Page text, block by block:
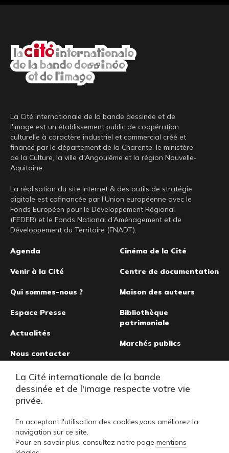
La Cité internationale de la bande dessinée et de
l'image est un établissement public de coopération
culturelle à caractère industriel et commercial créé et
financé par le département de la Charente, le ministère
de la Culture, la ville d'Angoulême et la région Nouvelle-
Aquitaine.
La réalisation du site internet & des outils de stratégie
digitale est cofinancée par l’Union européenne avec le
Fonds Européen pour le Développement Régional
(FEDER) et le Fonds National d’Aménagement et de
Développement du Territoire (FNADT).
Pied
de
Agenda
Venir à la Cité
Qui sommes-nous ?
Espace Presse
Actualités
Nous contacter
Musée de la bande
dessinée
Cinéma de la Cité
Centre de documentation
Maison des auteurs
Bibliothèque
patrimoniale
Marchés publics
La Cité internationale de la bande
dessinée et de l'image respecte votre vie
privée.
En acceptant l'utilisation des cookies,vous améliorez la
navigation sur ce site.
Pour en savoir plus, consultez notre page mentions